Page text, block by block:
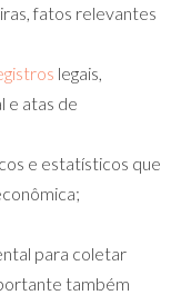
fatos relevantes
legais,
e atas de
e estatísticos que
para coletar
também